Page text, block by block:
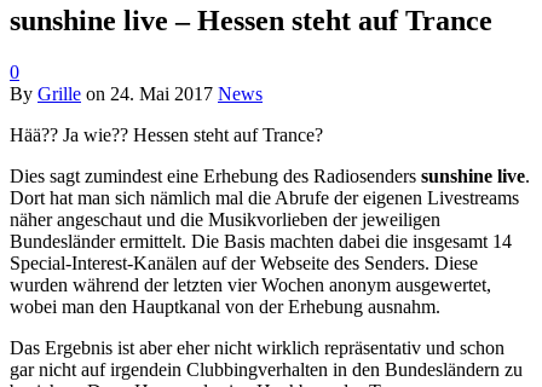
sunshine live – Hessen steht auf Trance
0
By Grille on 24. Mai 2017 News
Hää?? Ja wie?? Hessen steht auf Trance?
Dies sagt zumindest eine Erhebung des Radiosenders sunshine live.
Dort hat man sich nämlich mal die Abrufe der eigenen Livestreams
näher angeschaut und die Musikvorlieben der jeweiligen
Bundesländer ermittelt. Die Basis machten dabei die insgesamt 14
Special-Interest-Kanälen auf der Webseite des Senders. Diese
wurden während der letzten vier Wochen anonym ausgewertet,
wobei man den Hauptkanal von der Erhebung ausnahm.
Das Ergebnis ist aber eher nicht wirklich repräsentativ und schon
gar nicht auf irgendein Clubbingverhalten in den Bundesländern zu